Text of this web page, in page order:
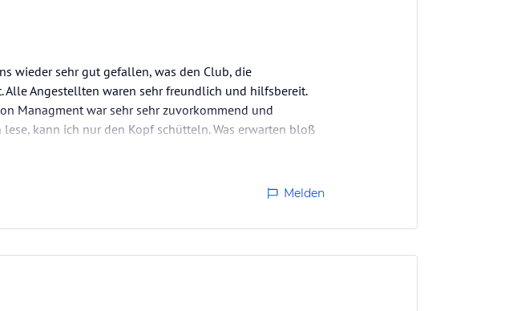
wieder sehr gut gefallen, was den Club, die
Alle Angestellten waren sehr freundlich und hilfsbereit.
Managment war sehr sehr zuvorkommend und
kann ich nur den Kopf schütteln. Was erwarten bloß
Melden